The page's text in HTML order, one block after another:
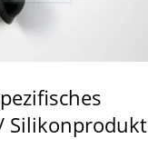
Silikonprodukt